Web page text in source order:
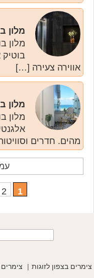
מלון
מלון
בוטיק
אווירה צעירה […]
מלון
מלון
מהים. חדרים
עמוד
1
2
צימרים בצפון לזוגות